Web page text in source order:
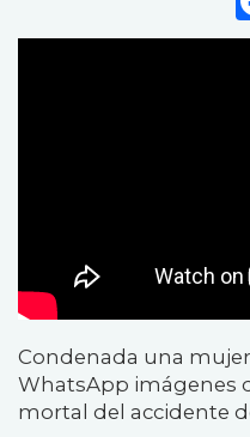
Condenada una
WhatsApp imágenes
mortal del accidente